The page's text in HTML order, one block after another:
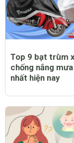
Top 9 bạt trùm
chống nắng
nhất hiện nay